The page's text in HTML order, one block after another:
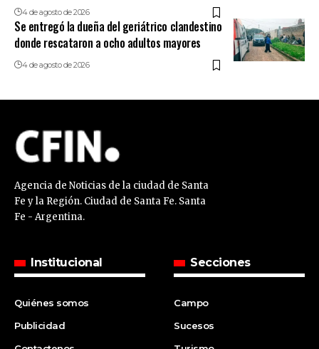
4 de agosto de 2026
Se entregó la dueña del geriátrico clandestino
donde rescataron a ocho adultos mayores
4 de agosto de 2026
Agencia de Noticias de la ciudad de Santa
Fe y la Región. Ciudad de Santa Fe. Santa
Fe - Argentina.
Institucional
Quiénes somos
Publicidad
Secciones
Campo
Sucesos